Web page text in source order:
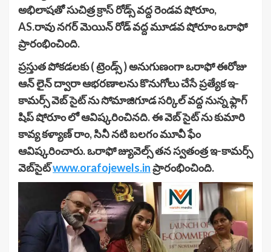
అభిలాషతో సుచిత్ర క్రాస్ రోడ్స్ వద్ద రెండవ షోరూం,
AS.రావు నగర్ మెయిన్ రోడ్ వద్ద మూడవ షోరూం ఒరాఫో
ప్రారంభించింది.
ప్రస్తుత పోకడలకు ( ట్రెండ్స్ ) అనుగుణంగా ఒరాఫో ఈరోజు
ఆన్ లైన్ ద్వారా ఆభరణాలను కొనుగోలు చేసే ప్రత్యేక ఇ-
కామర్స్ వెబ్ సైట్ ను సోమాజిగూడ సర్కిల్ వద్ద నున్న ఫ్లాగ్
షిప్ షోరూం లో ఆవిష్కరించినది. ఈ వెబ్ సైట్ ను కుమారి
కావ్య కళ్యాణ్ రాం, సినీ నటి బలగం మూవీ ఫేం
ఆవిష్కరించారు. ఒరాఫో జ్యువెల్స్ తన స్వతంత్ర ఇ-కామర్స్
వెబ్‌సైట్www.orafojewels.inప్రారంభించింది.